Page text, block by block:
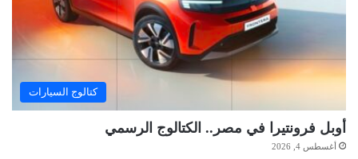
كتالوج السيارات
أوبل فرونتيرا في مصر.. الكتالوج الرسمي
أغسطس 4, 2026